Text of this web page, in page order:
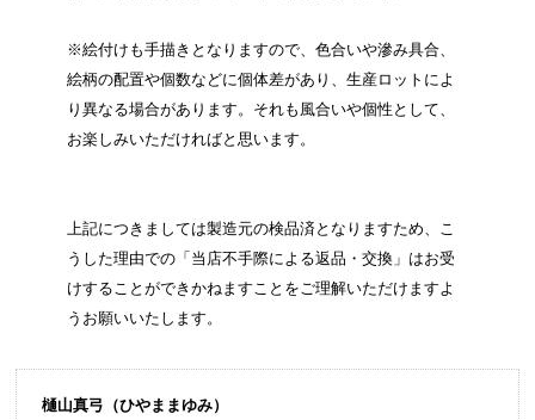
※絵付けも手描きとなりますので、色合いや滲み具合、
絵柄の配置や個数などに個体差があり、生産ロットによ
り異なる場合があります。それも風合いや個性として、
お楽しみいただければと思います。
上記につきましては製造元の検品済となりますため、こ
うした理由での「当店不手際による返品・交換」はお受
けすることができかねますことをご理解いただけますよ
うお願いいたします。
樋山真弓（ひやままゆみ）